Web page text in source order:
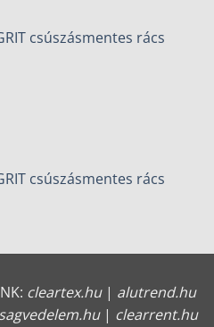
csúszásmentes rács
csúszásmentes rács
cleartex.hu| alutrend.hu
| clearrent.hu